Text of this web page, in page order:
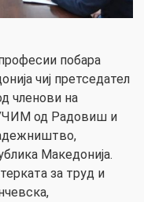
побара
чиј претседател
членови на
од Радовиш и
Македонија.
за труд и